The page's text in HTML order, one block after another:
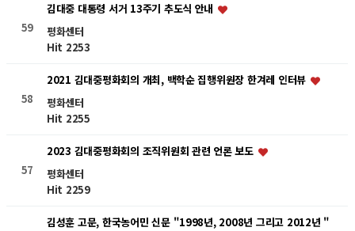
59
김대중 대통령 서거 13주기 추도식 안내
평화센터
Hit 2253
58
2021 김대중평화회의 개최, 백학순 집행위원장 한겨레 인터뷰
평화센터
Hit 2255
57
2023 김대중평화회의 조직위원회 관련 언론 보도
평화센터
Hit 2259
김성훈 고문, 한국농어민 신문 "1998년, 2008년 그리고 2012년 "